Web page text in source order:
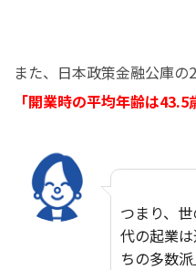
また、日本政策金融公庫
「開業時の平均年齢は43.5
つまり、
代の起業
ちの多数派